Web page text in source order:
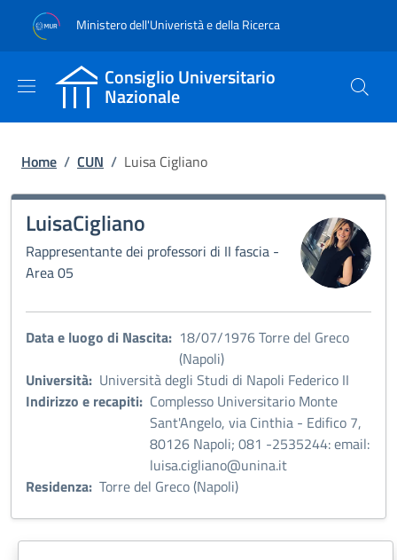
al contenuto principale
to footer content
Ministero dell'Univeristà e della Ricerca
Consiglio Universitario
Nazionale
Briciole di pane
Home / CUN / Luisa Cigliano
LuisaCigliano
Rappresentante dei professori di II fascia -
Area 05
Immagine:
Data e luogo di Nascita: 18/07/1976 Torre del Greco
(Napoli)
Università: Università degli Studi di Napoli Federico II
Indirizzo e recapiti: Complesso Universitario Monte
Sant'Angelo, via Cinthia - Edifico 7,
80126 Napoli; 081 -2535244: email:
luisa.cigliano@unina.it
Residenza: Torre del Greco (Napoli)